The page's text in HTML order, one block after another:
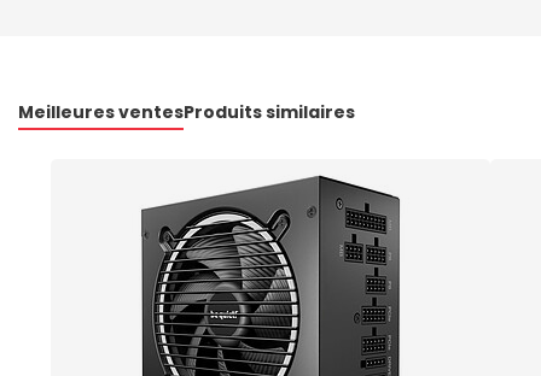
Meilleures ventesProduits similaires